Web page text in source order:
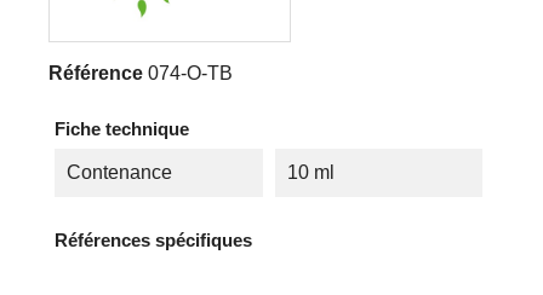
Référence 074-O-TB
Fiche technique
Contenance 10 ml
Références spécifiques